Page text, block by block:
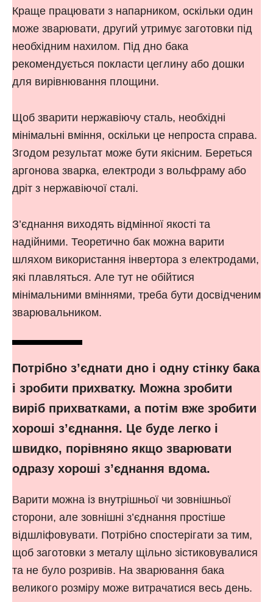
Краще працювати з напарником, оскільки один
може зварювати, другий утримує заготовки під
необхідним нахилом. Під дно бака
рекомендується покласти цеглину або дошки
для вирівнювання площини.
Щоб зварити нержавіючу сталь, необхідні
мінімальні вміння, оскільки це непроста справа.
Згодом результат може бути якісним. Береться
аргонова зварка, електроди з вольфраму або
дріт з нержавіючої сталі.
З’єднання виходять відмінної якості та
надійними. Теоретично бак можна варити
шляхом використання інвертора з електродами,
які плавляться. Але тут не обійтися
мінімальними вміннями, треба бути досвідченим
зварювальником.
Потрібно з’єднати дно і одну стінку бака
і зробити прихватку. Можна зробити
виріб прихватками, а потім вже зробити
хороші з’єднання. Це буде легко і
швидко, порівняно якщо зварювати
одразу хороші з’єднання вдома.
Варити можна із внутрішньої чи зовнішньої
сторони, але зовнішні з’єднання простіше
відшліфовувати. Потрібно спостерігати за тим,
щоб заготовки з металу щільно зістиковувалися
та не було розривів. На зварювання бака
великого розміру може витрачатися весь день.